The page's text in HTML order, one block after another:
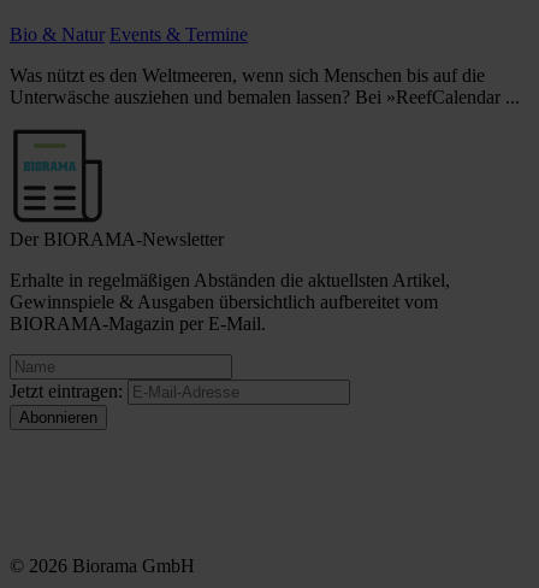
Bio & Natur Events & Termine
Was nützt es den Weltmeeren, wenn sich Menschen bis auf die
Unterwäsche ausziehen und bemalen lassen? Bei »ReefCalendar ...
Der BIORAMA-Newsletter
Erhalte in regelmäßigen Abständen die aktuellsten Artikel,
Gewinnspiele & Ausgaben übersichtlich aufbereitet vom
BIORAMA-Magazin per E-Mail.
Jetzt eintragen:
© 2026 Biorama GmbH